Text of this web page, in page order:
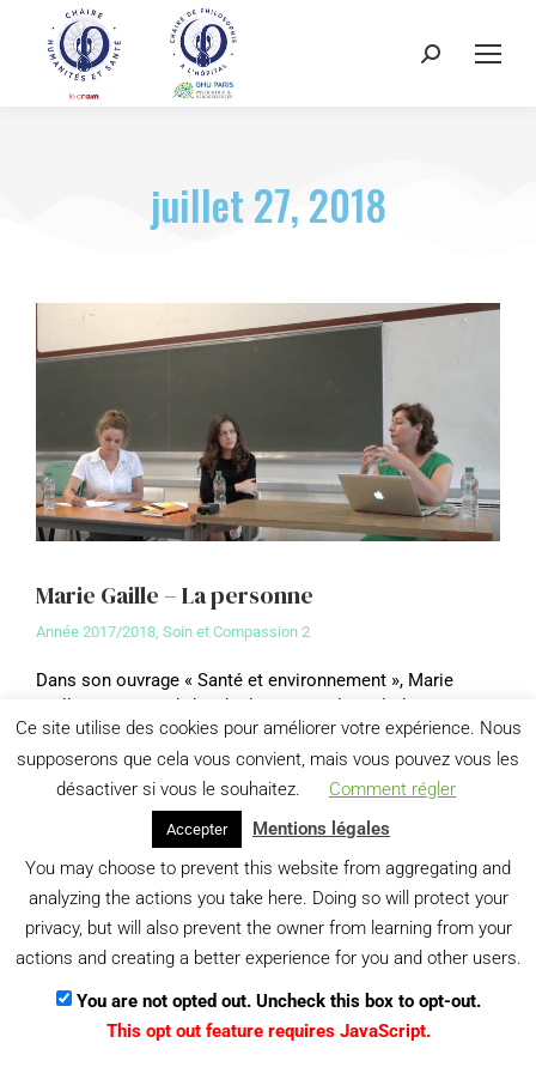
juillet 27, 2018
Marie Gaille – La personne
Année 2017/2018 Soin et Compassion 2
Dans son ouvrage « Santé et environnement », Marie
Gaille propose « d’aborder la santé et la maladie sous
l’angle de leur relation à l’environnement…
View details
Menu
Ce site utilise des cookies pour améliorer votre expérience. Nous
supposerons que cela vous convient, mais vous pouvez vous les
désactiver si vous le souhaitez.
Comment régler
Accepter
Mentions légales
You may choose to prevent this website from aggregating and
analyzing the actions you take here. Doing so will protect your
privacy, but will also prevent the owner from learning from your
actions and creating a better experience for you and other users.
You are not opted out. Uncheck this box to opt-out.
This opt out feature requires JavaScript.